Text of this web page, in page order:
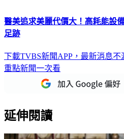
醫美追求美麗代價大！高耗能設
足跡
下載TVBS新聞APP，最新消息不
重點新聞一次看
延伸閱讀